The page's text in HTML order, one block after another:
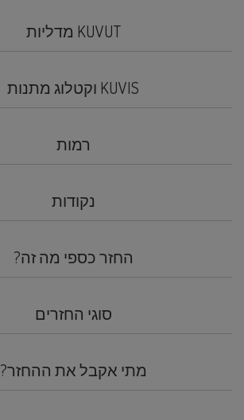
KUVUT מדליות
KUVIS וקטלוג מתנות
רמות
נקודות
החזר כספי מה זה?
סוגי החזרים
מתי אקבל את ההחזר?